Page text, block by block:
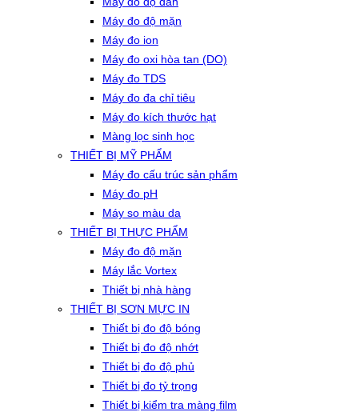
Máy đo độ mặn
Máy đo ion
Máy đo oxi hòa tan (DO)
Máy đo TDS
Máy đo đa chỉ tiêu
Máy đo kích thước hạt
Màng lọc sinh học
THIẾT BỊ MỸ PHẨM
Máy đo cấu trúc sản phẩm
Máy đo pH
Máy so màu da
THIẾT BỊ THỰC PHẨM
Máy đo độ mặn
Máy lắc Vortex
Thiết bị nhà hàng
THIẾT BỊ SƠN MỰC IN
Thiết bị đo độ bóng
Thiết bị đo độ nhớt
Thiết bị đo độ phủ
Thiết bị đo tỷ trọng
Thiết bị kiểm tra màng film